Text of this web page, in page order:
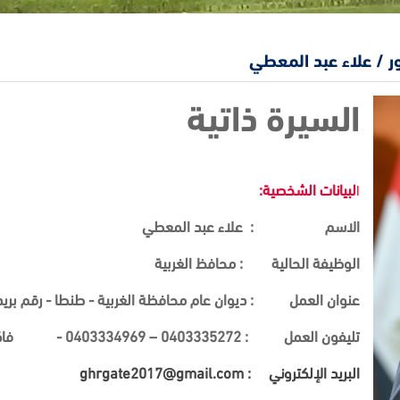
/ علاء عبد المعطي
السيرة ذاتية
البيانات الشخصية:
الاسم : علاء عبد المعطي
الوظيفة الحالية : محافظ الغربية
عنوان العمل : ديوان عام محافظة الغربية - طنطا - رقم بريدي
تليفون العمل : 0403335272 – 0403334969 - فاكس: 0403333285
البريد الإلكتروني : ghrgate2017@gmail.com